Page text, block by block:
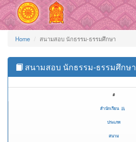
Home สนามสอบ นักธรรม-ธรรมศึกษา
สนามสอบ นักธรรม-ธรรมศึกษา
#
สำนักเรียน
ประเภท
สนาม